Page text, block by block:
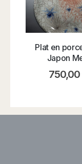
Plat en
Japon
750,00